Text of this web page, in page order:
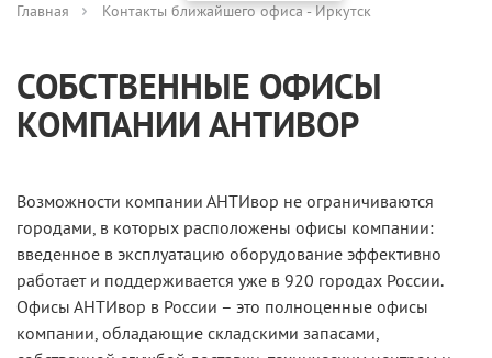
Главная Контакты ближайшего офиса - Иркутск
СОБСТВЕННЫЕ ОФИСЫ
КОМПАНИИ АНТИВОР
Возможности компании АНТИвор не ограничиваются
городами, в которых расположены офисы компании:
введенное в эксплуатацию оборудование эффективно
работает и поддерживается уже в 920 городаx России.
Офисы АНТИвор в России – это полноценные офисы
компании, обладающие складскими запасами,